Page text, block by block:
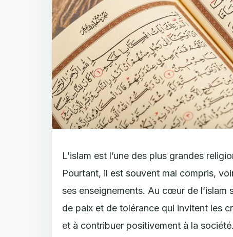
L’islam est l’une des plus grandes
Pourtant, il est souvent mal compris,
ses enseignements. Au cœur de l’islam
de paix et de tolérance qui invitent les
et à contribuer positivement à la